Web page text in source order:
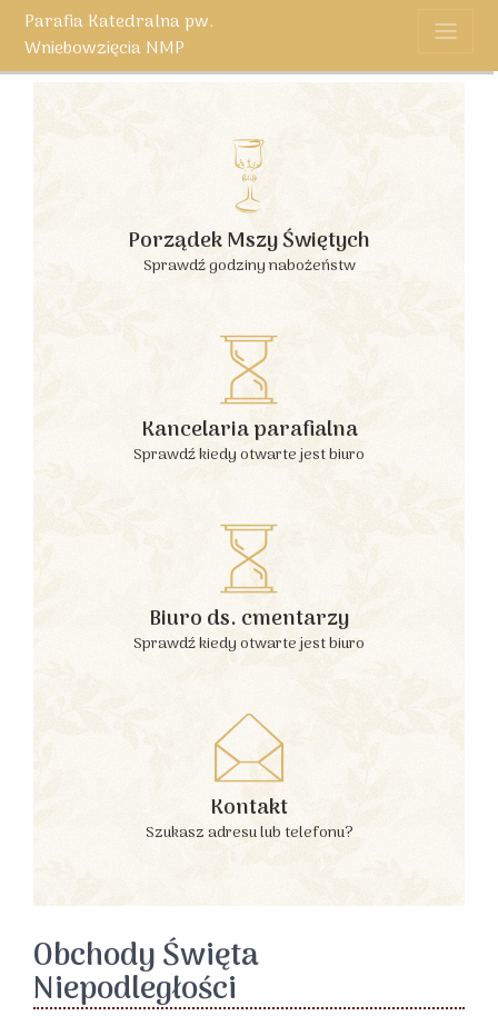
Parafia Katedralna pw.
Wniebowzięcia NMP
Porządek Mszy Świętych
Sprawdź godziny nabożeństw
Kancelaria parafialna
Sprawdź kiedy otwarte jest biuro
Biuro ds. cmentarzy
Sprawdź kiedy otwarte jest biuro
Kontakt
Szukasz adresu lub telefonu?
Obchody Święta
Niepodległości